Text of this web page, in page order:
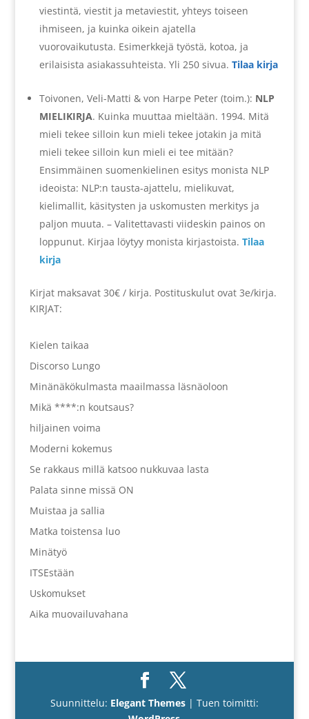
viestintä, viestit ja metaviestit, yhteys toiseen
ihmiseen, ja kuinka oikein ajatella
vuorovaikutusta. Esimerkkejä työstä, kotoa, ja
erilaisista asiakassuhteista. Yli 250 sivua. Tilaa kirja
Toivonen, Veli-Matti & von Harpe Peter (toim.): NLP
MIELIKIRJA. Kuinka muuttaa mieltään. 1994. Mitä
mieli tekee silloin kun mieli tekee jotakin ja mitä
mieli tekee silloin kun mieli ei tee mitään?
Ensimmäinen suomenkielinen esitys monista NLP
ideoista: NLP:n tausta-ajattelu, mielikuvat,
kielimallit, käsitysten ja uskomusten merkitys ja
paljon muuta. – Valitettavasti viideskin painos on
loppunut. Kirjaa löytyy monista kirjastoista. Tilaa
kirja
Kirjat maksavat 30€ / kirja. Postituskulut ovat 3e/kirja.
KIRJAT:
Kielen taikaa
Discorso Lungo
Minänäkökulmasta maailmassa läsnäoloon
Mikä ****:n koutsaus?
hiljainen voima
Moderni kokemus
Se rakkaus millä katsoo nukkuvaa lasta
Palata sinne missä ON
Muistaa ja sallia
Matka toistensa luo
Minätyö
ITSEstään
Uskomukset
Aika muovailuvahana
Suunnittelu: Elegant Themes| Tuen toimitti: